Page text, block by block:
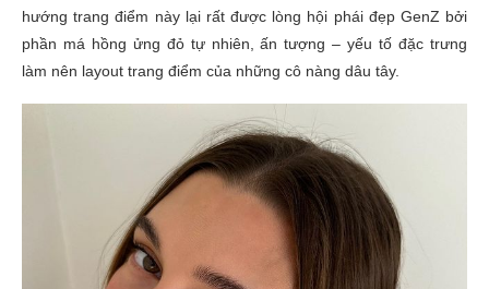
hướng trang điểm này lại rất được lòng hội phái đẹp GenZ bởi
phần má hồng ửng đỏ tự nhiên, ấn tượng – yếu tố đặc trưng
làm nên layout trang điểm của những cô nàng dâu tây.